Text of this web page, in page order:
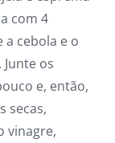
com 4
a cebola e o
os
e, então,
secas,
vinagre,